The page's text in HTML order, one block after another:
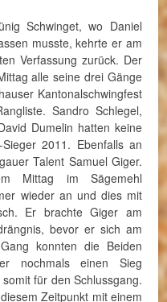
Schwinget, wo Daniel
musste, kehrte er am
Verfassung zurück. Der
alle seine drei Gänge
Kantonalschwingfest
Sandro Schlegel,
Dumelin hatten keine
2011. Ebenfalls an
Talent Samuel Giger.
Mittag im Sägemehl
wieder an und dies mit
Er brachte Giger am
bevor er sich am
konnten die Beiden
nochmals einen Sieg
für den Schlussgang.
Zeitpunkt mit einem